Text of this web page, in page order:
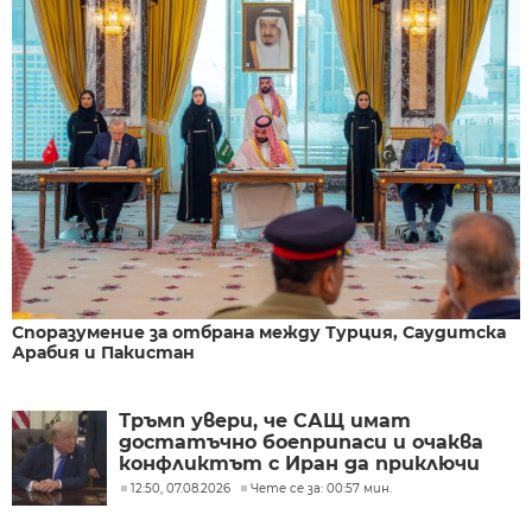
Споразумение за отбрана между Турция, Саудитска
Арабия и Пакистан
Тръмп увери, че САЩ имат
достатъчно боеприпаси и очаква
конфликтът с Иран да приключи
скоро
12:50, 07.08.2026 Чете се за: 00:57 мин.